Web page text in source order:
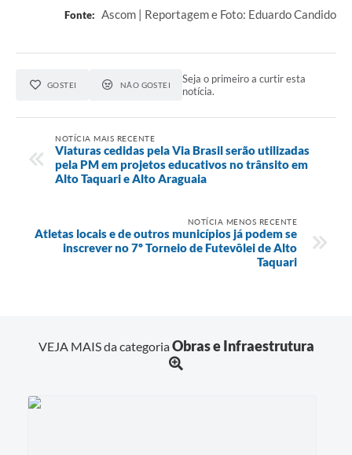
Fonte: Ascom | Reportagem e Foto: Eduardo Candido
GOSTEI NÃO GOSTEI
Seja o primeiro a curtir esta
notícia.
NOTÍCIA MAIS RECENTE
Viaturas cedidas pela Via Brasil serão utilizadas
pela PM em projetos educativos no trânsito em
Alto Taquari e Alto Araguaia
NOTÍCIA MENOS RECENTE
Atletas locais e de outros municípios já podem se
inscrever no 7º Torneio de Futevôlei de Alto
Taquari
VEJA MAIS da categoriaObras e Infraestrutura